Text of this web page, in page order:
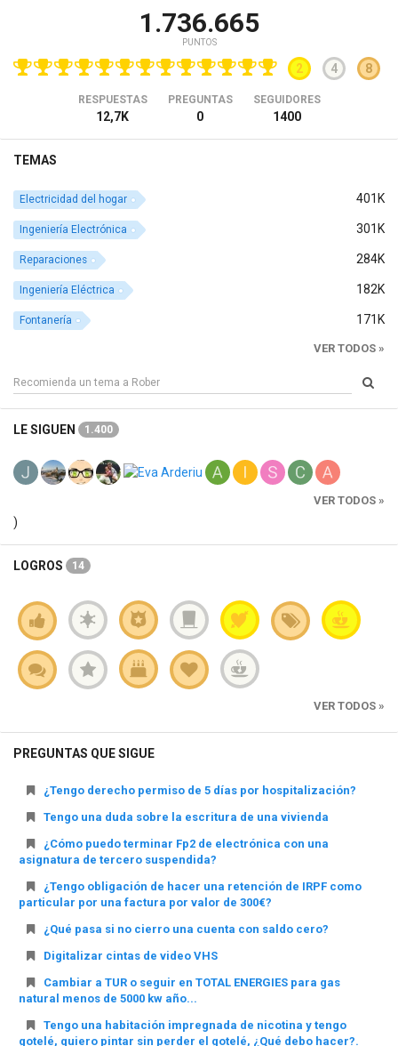
1.736.665
PUNTOS
2 4 8
RESPUESTAS
12,7K
PREGUNTAS
0
SEGUIDORES
1400
TEMAS
401K
Electricidad del hogar
301K
Ingeniería Electrónica
284K
Reparaciones
182K
Ingeniería Eléctrica
171K
Fontanería
VER TODOS »
LE SIGUEN 1.400
VER TODOS »
)
LOGROS 14
VER TODOS »
PREGUNTAS QUE SIGUE
¿Tengo derecho permiso de 5 días por hospitalización?
Tengo una duda sobre la escritura de una vivienda
¿Cómo puedo terminar Fp2 de electrónica con una
asignatura de tercero suspendida?
¿Tengo obligación de hacer una retención de IRPF como
particular por una factura por valor de 300€?
¿Qué pasa si no cierro una cuenta con saldo cero?
Digitalizar cintas de video VHS
Cambiar a TUR o seguir en TOTAL ENERGIES para gas
natural menos de 5000 kw año...
Tengo una habitación impregnada de nicotina y tengo
gotelé, quiero pintar sin perder el gotelé, ¿Qué debo hacer?.